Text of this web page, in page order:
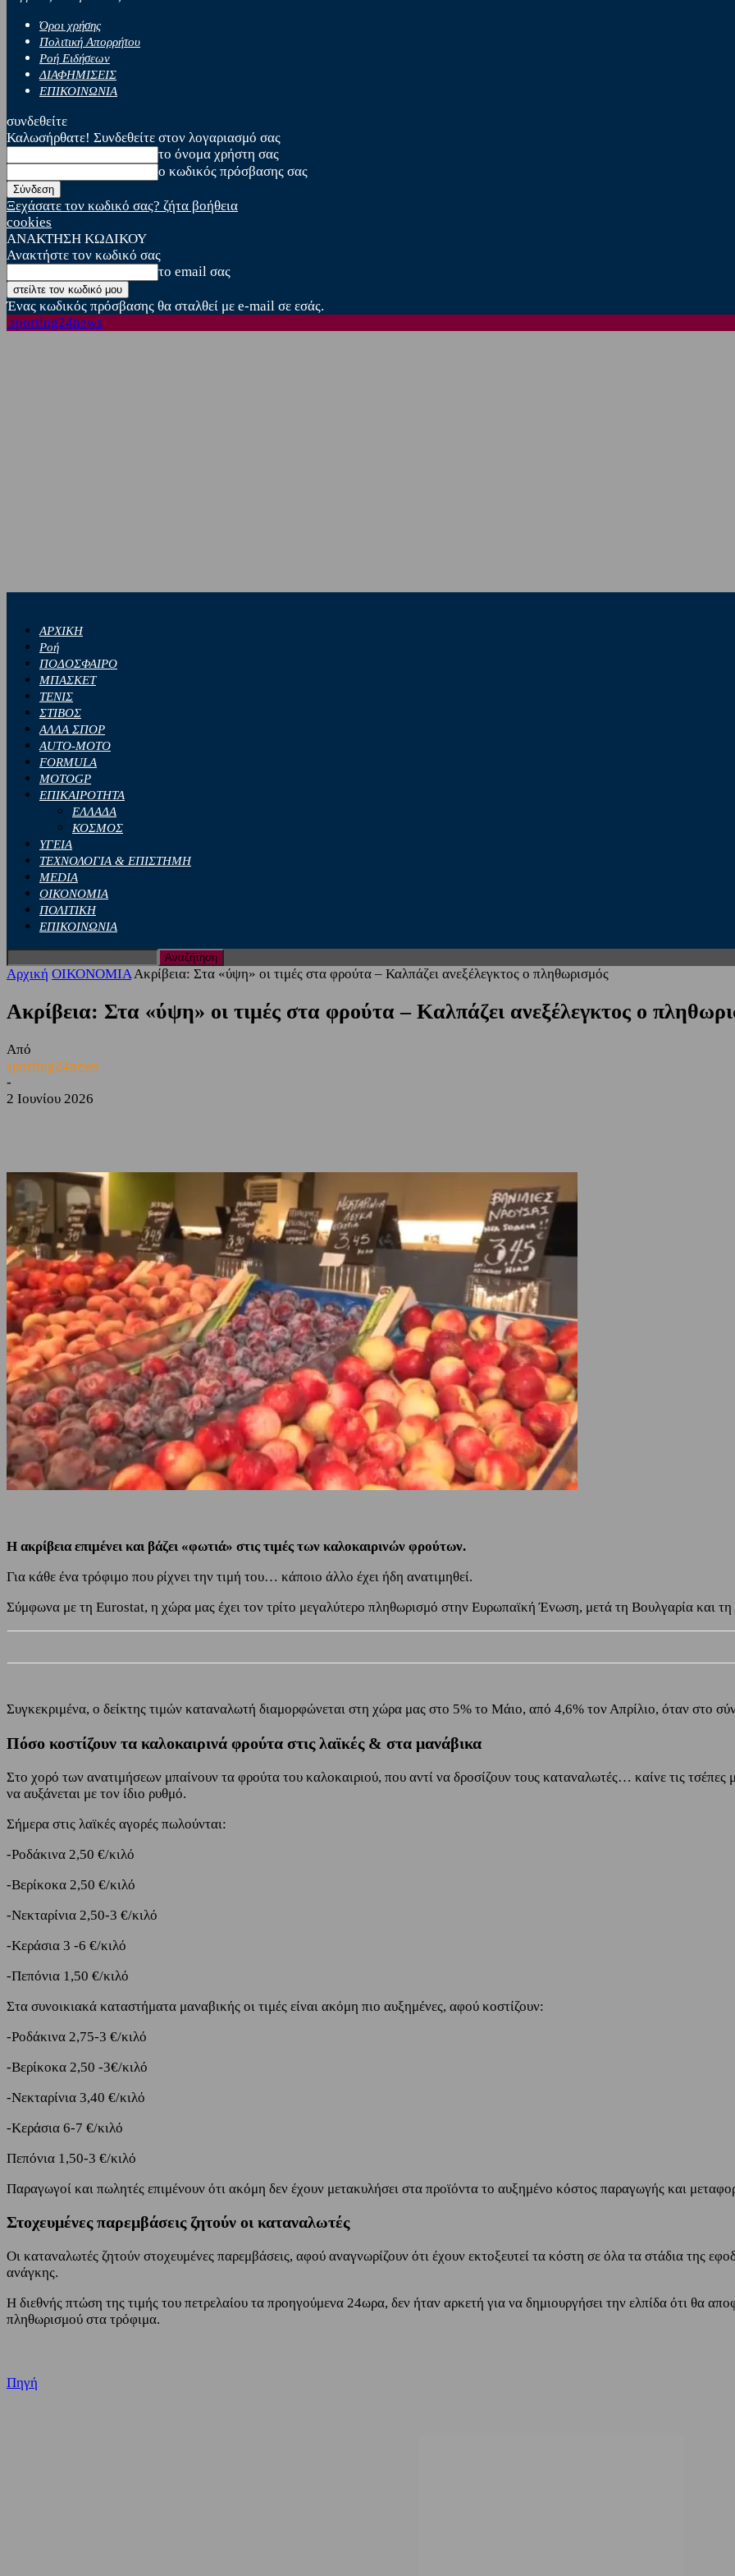
Όροι χρήσης
Πολιτική Απορρήτου
Ροή Ειδήσεων
ΔΙΑΦΗΜΙΣΕΙΣ
ΕΠΙΚΟΙΝΩΝΙΑ
συνδεθείτε
Καλωσήρθατε! Συνδεθείτε στον λογαριασμό σας
το όνομα χρήστη σας
ο κωδικός πρόσβασης σας
Ξεχάσατε τον κωδικό σας? ζήτα βοήθεια
cookies
ΑΝΑΚΤΗΣΗ ΚΩΔΙΚΟΥ
Ανακτήστε τον κωδικό σας
το email σας
Ένας κωδικός πρόσβασης θα σταλθεί με e-mail σε εσάς.
sporting24news
ΑΡΧΙΚΗ
Ροή
ΠΟΔΟΣΦΑΙΡΟ
ΜΠΑΣΚΕΤ
ΤΕΝΙΣ
ΣΤΙΒΟΣ
ΑΛΛΑ ΣΠΟΡ
AUTO-MOTO
FORMULA
MOTOGP
ΕΠΙΚΑΙΡΟΤΗΤΑ
ΕΛΛΑΔΑ
ΚΟΣΜΟΣ
ΥΓΕΙΑ
ΤΕΧΝΟΛΟΓΙΑ & ΕΠΙΣΤΗΜΗ
MEDIA
ΟΙΚΟΝΟΜΙΑ
ΠΟΛΙΤΙΚΗ
ΕΠΙΚΟΙΝΩΝΙΑ
Αρχική ΟΙΚΟΝΟΜΙΑΑκρίβεια: Στα «ύψη» οι τιμές στα φρούτα – Καλπάζει ανεξέλεγκτος ο πληθωρισμός
Ακρίβεια: Στα «ύψη» οι τιμές στα φρούτα – Καλπάζει ανεξέλεγκτος ο
Από
sporting24news
-
2 Ιουνίου 2026
Η ακρίβεια επιμένει και βάζει «φωτιά» στις τιμές των καλοκαιρινών φρούτων.
Για κάθε ένα τρόφιμο που ρίχνει την τιμή του… κάποιο άλλο έχει ήδη ανατιμηθεί.
Σύμφωνα με τη Eurostat, η χώρα μας έχει τον τρίτο μεγαλύτερο πληθωρισμό στην Ευρωπαϊκή Ένωση, μετά τη Βουλγαρία και τη
Συγκεκριμένα, ο δείκτης τιμών καταναλωτή διαμορφώνεται στη χώρα μας στο 5% το Μάιο, από 4,6% τον Απρίλιο, όταν στο
Πόσο κοστίζουν τα καλοκαιρινά φρούτα στις λαϊκές & στα μανάβικα
Στο χορό των ανατιμήσεων μπαίνουν τα φρούτα του καλοκαιριού, που αντί να δροσίζουν τους καταναλωτές… καίνε τις
να αυξάνεται με τον ίδιο ρυθμό.
Σήμερα στις λαϊκές αγορές πωλούνται:
-Ροδάκινα 2,50 €/κιλό
-Βερίκοκα 2,50 €/κιλό
-Νεκταρίνια 2,50-3 €/κιλό
-Κεράσια 3 -6 €/κιλό
-Πεπόνια 1,50 €/κιλό
Στα συνοικιακά καταστήματα μαναβικής οι τιμές είναι ακόμη πιο αυξημένες, αφού κοστίζουν:
-Ροδάκινα 2,75-3 €/κιλό
-Βερίκοκα 2,50 -3€/κιλό
-Νεκταρίνια 3,40 €/κιλό
-Κεράσια 6-7 €/κιλό
Πεπόνια 1,50-3 €/κιλό
Παραγωγοί και πωλητές επιμένουν ότι ακόμη δεν έχουν μετακυλήσει στα προϊόντα το αυξημένο κόστος παραγωγής και
Στοχευμένες παρεμβάσεις ζητούν οι καταναλωτές
Οι καταναλωτές ζητούν στοχευμένες παρεμβάσεις, αφού αναγνωρίζουν ότι έχουν εκτοξευτεί τα κόστη σε όλα τα στάδια της
ανάγκης.
Η διεθνής πτώση της τιμής του πετρελαίου τα προηγούμενα 24ωρα, δεν ήταν αρκετή για να δημιουργήσει την ελπίδα ότι θα
πληθωρισμού στα τρόφιμα.
Πηγή